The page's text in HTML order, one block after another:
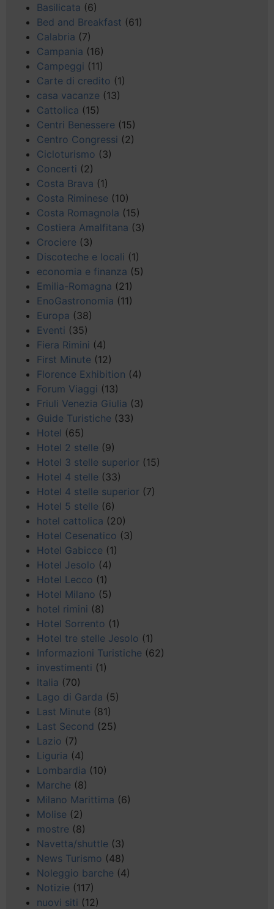
Basilicata (6)
Bed and Breakfast (61)
Calabria (7)
Campania (16)
Campeggi (11)
Carte di credito (1)
casa vacanze (13)
Cattolica (15)
Centri Benessere (15)
Centro Congressi (2)
Cicloturismo (3)
Concerti (2)
Costa Brava (1)
Costa Riminese (10)
Costa Romagnola (15)
Costiera Amalfitana (3)
Crociere (3)
Discoteche e locali (1)
economia e finanza (5)
Emilia-Romagna (21)
EnoGastronomia (11)
Europa (38)
Eventi (35)
Fiera Rimini (4)
First Minute (12)
Florence Exhibition (4)
Forum Viaggi (13)
Friuli Venezia Giulia (3)
Guide Turistiche (33)
Hotel (65)
Hotel 2 stelle (9)
Hotel 3 stelle superior (15)
Hotel 4 stelle (33)
Hotel 4 stelle superior (7)
Hotel 5 stelle (6)
hotel cattolica (20)
Hotel Cesenatico (3)
Hotel Gabicce (1)
Hotel Jesolo (4)
Hotel Lecco (1)
Hotel Milano (5)
hotel rimini (8)
Hotel Sorrento (1)
Hotel tre stelle Jesolo (1)
Informazioni Turistiche (62)
investimenti (1)
Italia (70)
Lago di Garda (5)
Last Minute (81)
Last Second (25)
Lazio (7)
Liguria (4)
Lombardia (10)
Marche (8)
Milano Marittima (6)
Molise (2)
mostre (8)
Navetta/shuttle (3)
News Turismo (48)
Noleggio barche (4)
Notizie (117)
nuovi siti (12)